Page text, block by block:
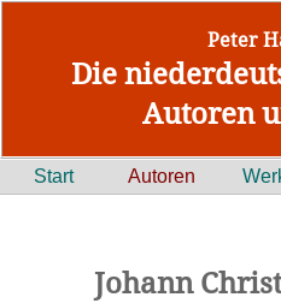
Peter
Die
Autoren
Start Autoren
Johann